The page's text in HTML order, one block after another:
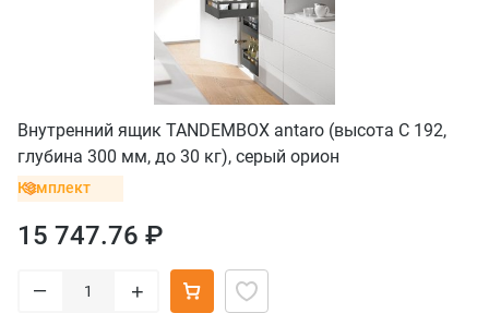
Внутренний ящик TANDEMBOX antaro (высота C 192,
глубина 300 мм, до 30 кг), серый орион
Комплект
15 747.76 ₽
– +